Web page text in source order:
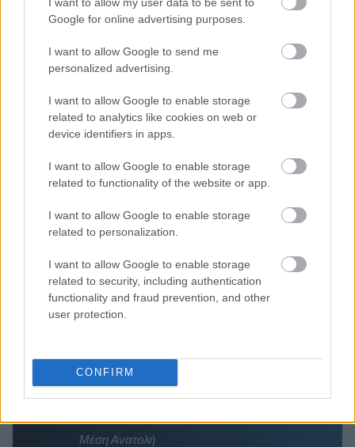
Google for online advertising purposes.
I want to allow Google to send me
personalized advertising.
I want to allow Google to enable storage
related to analytics like cookies on web or
device identifiers in apps.
I want to allow Google to enable storage
related to functionality of the website or app.
I want to allow Google to enable storage
related to personalization.
I want to allow Google to enable storage
related to security, including authentication
functionality and fraud prevention, and other
user protection.
CONFIRM
Διαβάζονται αυτή τη στιγμή
Η χαμηλή… απόδοση Μητσοτάκη στις
στοιχηματικές - Ποιος επισκέφθηκε τα
πυρόπληκτα ζωάκια - Το μισογεμάτο ποτήρι
Ποια είναι η (κυβερνητική) λίστα με τα μεγάλα
οδικά έργα και τα εκτιμώμενα
Δυτ. Αττική: Το χρονοδιάγραμμα
αποκατάστασης μετά τη φωτιά - Στόχος η
έναρξη των έργων πριν τις 15/9
Μέση Ανατολή